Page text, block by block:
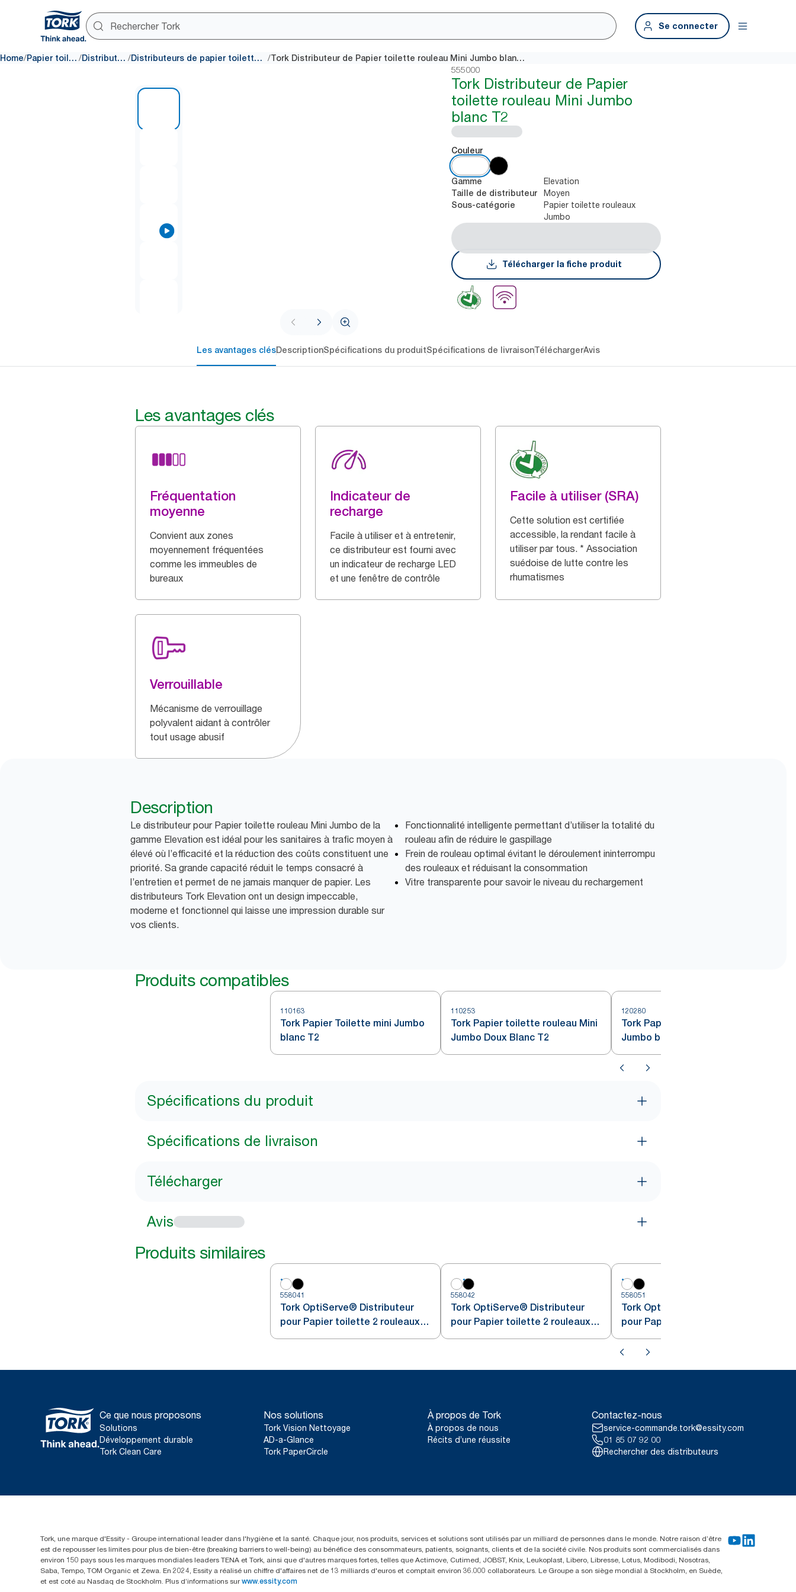
Se connecter
Home/ Papier toilette / Distributeurs / Distributeurs de papier toilette jumbo / Tork Distributeur de Papier toilette rouleau Mini Jumbo blanc T2
555000
Tork Distributeur de Papier
toilette rouleau Mini Jumbo
blanc T2
Couleur
Gamme Elevation
Taille de distributeur Moyen
Sous-catégorie
Papier toilette rouleaux
Jumbo
Télécharger la fiche produit
Les avantages clésDescriptionSpécifications du produitSpécifications de livraisonTéléchargerAvis
Les avantages clés
Fréquentation
moyenne
Convient aux zones
moyennement fréquentées
comme les immeubles de
bureaux
Indicateur de
recharge
Facile à utiliser et à entretenir,
ce distributeur est fourni avec
un indicateur de recharge LED
et une fenêtre de contrôle
Facile à utiliser (SRA)
Cette solution est certifiée
accessible, la rendant facile à
utiliser par tous. * Association
suédoise de lutte contre les
rhumatismes
Verrouillable
Mécanisme de verrouillage
polyvalent aidant à contrôler
tout usage abusif
Description
Le distributeur pour Papier toilette rouleau Mini Jumbo de la
gamme Elevation est idéal pour les sanitaires à trafic moyen à
élevé où l’efficacité et la réduction des coûts constituent une
priorité. Sa grande capacité réduit le temps consacré à
l’entretien et permet de ne jamais manquer de papier. Les
distributeurs Tork Elevation ont un design impeccable,
moderne et fonctionnel qui laisse une impression durable sur
vos clients.
Fonctionnalité intelligente permettant d’utiliser la totalité du
rouleau afin de réduire le gaspillage
Frein de rouleau optimal évitant le déroulement ininterrompu
des rouleaux et réduisant la consommation
Vitre transparente pour savoir le niveau du rechargement
Produits compatibles
110163
Tork Papier Toilette mini Jumbo
blanc T2
110253
Tork Papier toilette rouleau Mini
Jumbo Doux Blanc T2
120280
Tork Papier toilette rouleau Mini
Jumbo blanc T2
Spécifications du produit
Spécifications de livraison
Télécharger
Avis
Produits similaires
558041
Tork OptiServe® Distributeur
pour Papier toilette 2 rouleaux
sans mandrin blanc T7
558042
Tork OptiServe® Distributeur
pour Papier toilette 2 rouleaux
sans mandrin noir T7
558051
Tork OptiServe® Distributeur
pour Papier toilette 4 rouleaux
sans mandrin blanc T7
Ce que nous proposons
Solutions
Développement durable
Tork Clean Care
Nos solutions
Tork Vision Nettoyage
AD-a-Glance
Tork PaperCircle
À propos de Tork
À propos de nous
Récits d’une réussite
Contactez-nous
service-commande.tork@essity.com
01 85 07 92 00
Rechercher des distributeurs
Tork, une marque d'Essity - Groupe international leader dans l'hygiène et la santé. Chaque jour, nos produits, services et solutions sont utilisés par un milliard de personnes dans le monde. Notre raison d’être
est de repousser les limites pour plus de bien-être (breaking barriers to well-being) au bénéfice des consommateurs, patients, soignants, clients et de la société civile. Nos produits sont commercialisés dans
environ 150 pays sous les marques mondiales leaders TENA et Tork, ainsi que d'autres marques fortes, telles que Actimove, Cutimed, JOBST, Knix, Leukoplast, Libero, Libresse, Lotus, Modibodi, Nosotras,
Saba, Tempo, TOM Organic et Zewa. En 2024, Essity a réalisé un chiffre d'affaires net de 13 milliards d'euros et comptait environ 36.000 collaborateurs. Le Groupe a son siège mondial à Stockholm, en Suède,
et est coté au Nasdaq de Stockholm. Plus d’informations sur www.essity.com